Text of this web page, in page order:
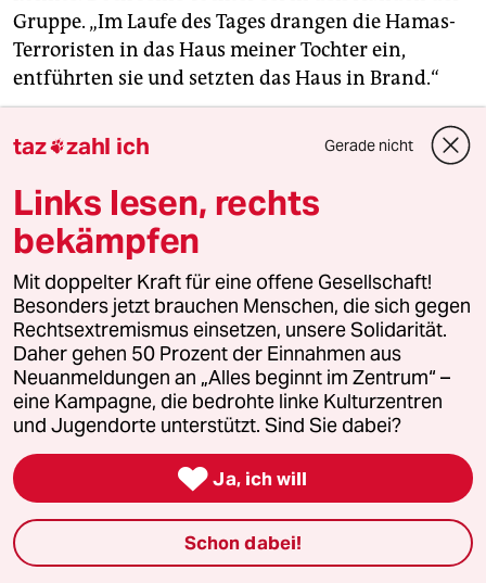
Gruppe. „Im Laufe des Tages drangen die Hamas-
Terroristen in das Haus meiner Tochter ein,
entführten sie und setzten das Haus in Brand.“
Eine Frau berichtete von der Entführung ihres 79
Jahre alten Vaters. Die Hamas sei in der Gemeinde
ihrer Eltern von Haus zu Haus gegangen, sie
hätten Familien und Freunde gefoltert, mit denen
sie aufgewachsen sei. Sie hätten Häuser
niedergebrannt und Menschen bei lebendigem
Leibe angezündet. „Es gibt keine Worte, um diesen
Horror zu beschreiben“, betonte sie.
Terroristen hatten am 7. Oktober im Auftrag der
Hamas in Israel Massaker an Zivilisten
angerichtet. Mehr als 1.400 Menschen in Israel
kamen dabei und in den folgenden Tagen ums
Leben. Militante verschleppten mehr als 200
Menschen, darunter auch Amerikaner.
taz zahl ich Gerade nicht
Links lesen, rechts
bekämpfen
Mit doppelter Kraft für eine offene Gesellschaft!
Besonders jetzt brauchen Menschen, die sich gegen
Rechtsextremismus einsetzen, unsere Solidarität.
Daher gehen 50 Prozent der Einnahmen aus
Neuanmeldungen an „Alles beginnt im Zentrum“ –
eine Kampagne, die bedrohte linke Kulturzentren
und Jugendorte unterstützt. Sind Sie dabei?
 Ja, ich will
Schon dabei!